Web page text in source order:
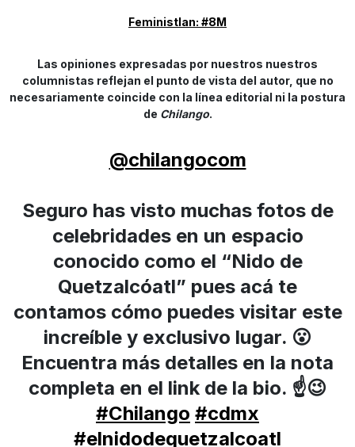
Feministlan: #8M
Las opiniones expresadas por nuestros nuestros
columnistas reflejan el punto de vista del autor, que no
necesariamente coincide con la línea editorial ni la postura
de Chilango.
@chilangocom
Seguro has visto muchas fotos de
celebridades en un espacio
conocido como el “Nido de
Quetzalcóatl” pues acá te
contamos cómo puedes visitar este
increíble y exclusivo lugar. 😮
Encuentra más detalles en la nota
completa en el link de la bio. ☝️😉
#Chilango #cdmx
#elnidodequetzalcoatl